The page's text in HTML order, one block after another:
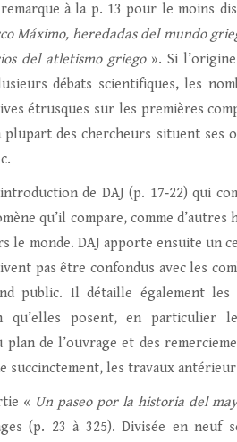
à la p. 13 pour le moins
Máximo, heredadas del mundo
del atletismo griego». Si
débats scientifiques, les
étrusques sur les premières
plupart des chercheurs situent ses
de DAJ (p. 17‑22) qui
qu’il compare, comme d’autres
le monde. DAJ apporte ensuite un
pas être confondus avec les
public. Il détaille également
qu’elles posent, en
de l’ouvrage et des
succinctement, les travaux
« Un paseo por la historia del
(p. 23 à 325). Divisée en neuf